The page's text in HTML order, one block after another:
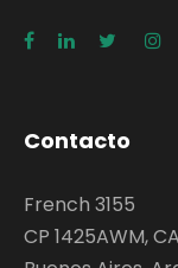
Contacto
French 3155
CP 1425AWM,